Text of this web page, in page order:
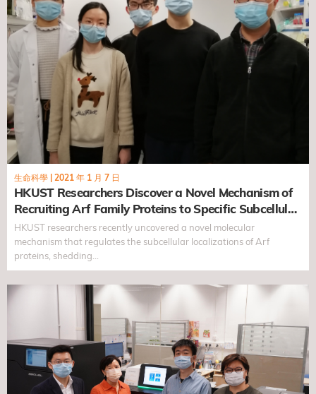
生命科學 2021 年 1 月 7 日
HKUST Researchers Discover a Novel Mechanism of
Recruiting Arf Family Proteins to Specific Subcellular
Localizations
HKUST researchers recently uncovered a novel molecular
mechanism that regulates the subcellular localizations of Arf
proteins, shedding…